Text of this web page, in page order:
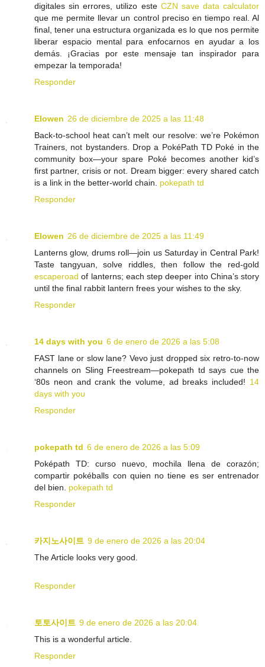
digitales sin errores, utilizo este CZN save data calculator
que me permite llevar un control preciso en tiempo real. Al
final, tener una estructura organizada es lo que nos permite
liberar espacio mental para enfocarnos en ayudar a los
demás. ¡Gracias por este mensaje tan inspirador para
empezar la temporada!
Responder
Elowen 26 de diciembre de 2025 a las 11:48
Back-to-school heat can’t melt our resolve: we’re Pokémon
Trainers, not bystanders. Drop a PokéPath TD Poké in the
community box—your spare Poké becomes another kid’s
first partner, crisis or not. Dream bigger: every shared catch
is a link in the better-world chain. pokepath td
Responder
Elowen 26 de diciembre de 2025 a las 11:49
Lanterns glow, drums roll—join us Saturday in Central Park!
Taste tangyuan, solve riddles, then follow the red-gold
escaperoad of lanterns; each step deeper into China’s story
until the final rabbit lantern frees your wishes to the sky.
Responder
14 days with you 6 de enero de 2026 a las 5:08
FAST lane or slow lane? Vevo just dropped six retro-to-now
channels on Sling Freestream—pokepath td says cue the
‘80s neon and crank the volume, ad breaks included! 14
days with you
Responder
pokepath td 6 de enero de 2026 a las 5:09
Poképath TD: curso nuevo, mochila llena de corazón;
compartir pokéballs con quien no tiene es ser entrenador
del bien. pokepath td
Responder
카지노사이트 9 de enero de 2026 a las 20:04
The Article looks very good.
Responder
토토사이트 9 de enero de 2026 a las 20:04
This is a wonderful article.
Responder